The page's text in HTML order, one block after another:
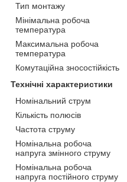
Тип монтажу
Мінімальна робоча
температура
Максимальна робоча
температура
Комутаційна зносостійкість
Технічні характеристики
Номінальний струм
Кількість полюсів
Частота струму
Номінальна робоча
напруга змінного струму
Номінальна робоча
напруга постійного струму